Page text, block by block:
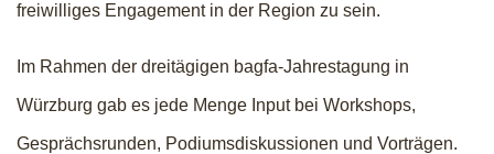
freiwilliges Engagement in der Region zu sein.
Im Rahmen der dreitägigen bagfa-Jahrestagung in
Würzburg gab es jede Menge Input bei Workshops,
Gesprächsrunden, Podiumsdiskussionen und Vorträgen.